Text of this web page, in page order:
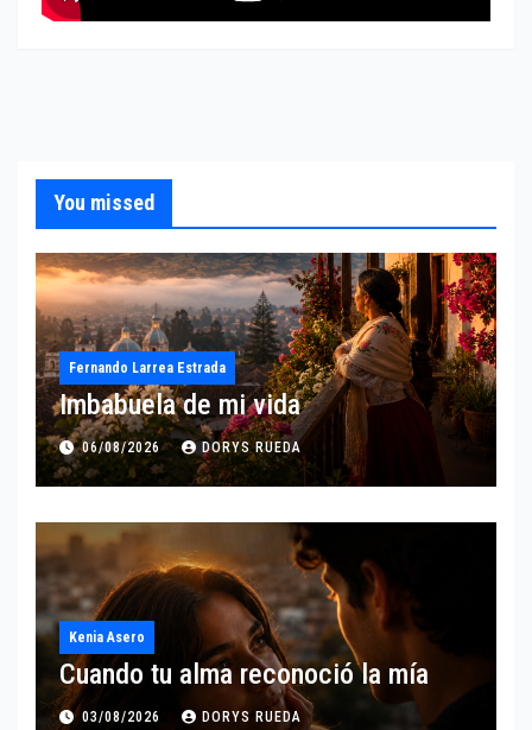
You missed
Fernando Larrea Estrada
Imbabuela de mi vida
06/08/2026 DORYS RUEDA
Kenia Asero
Cuando tu alma reconoció la mía
03/08/2026 DORYS RUEDA